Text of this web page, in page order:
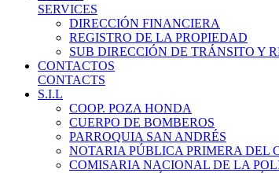
SERVICES
DIRECCIÓN FINANCIERA
REGISTRO DE LA PROPIEDAD
SUB DIRECCIÓN DE TRÁNSITO Y
CONTACTOS
CONTACTS
S.I.L
COOP. POZA HONDA
CUERPO DE BOMBEROS
PARROQUIA SAN ANDRÉS
NOTARIA PÚBLICA PRIMERA DEL
COMISARIA NACIONAL DE LA